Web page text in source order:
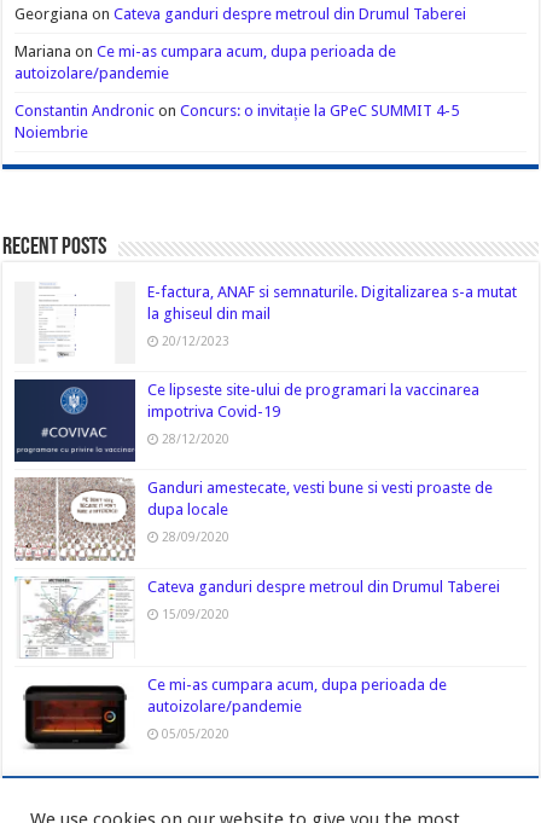
Georgiana onCateva ganduri despre metroul din Drumul Taberei
Mariana onCe mi-as cumpara acum, dupa perioada de
autoizolare/pandemie
Constantin Andronic onConcurs: o invitație la GPeC SUMMIT 4-5
Noiembrie
Recent Posts
E-factura, ANAF si semnaturile. Digitalizarea s-a mutat
la ghiseul din mail
20/12/2023
Ce lipseste site-ului de programari la vaccinarea
impotriva Covid-19
28/12/2020
Ganduri amestecate, vesti bune si vesti proaste de
dupa locale
28/09/2020
Cateva ganduri despre metroul din Drumul Taberei
15/09/2020
Ce mi-as cumpara acum, dupa perioada de
autoizolare/pandemie
05/05/2020